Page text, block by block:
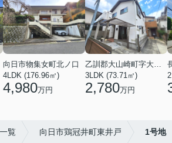
向日市物集女町北ノ口
4LDK (176.96㎡)
4,980万円
乙訓郡大山崎町字大山崎小字西高田
3LDK (73.71㎡)
2,780万円
覧 向日市鶏冠井町東井戸 1号地